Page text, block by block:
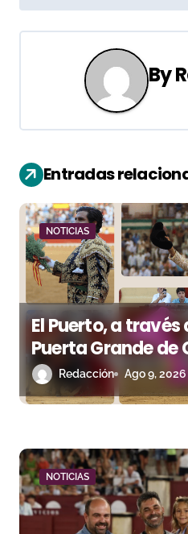
e
c
i
ó
n
d
e
e
n
t
a
d
a
By
Entradas
NOTICIAS
El Puerto, a
Puerta Grande de
aroma de Morante
Redacción Ago 9, 2026
NOTICIAS